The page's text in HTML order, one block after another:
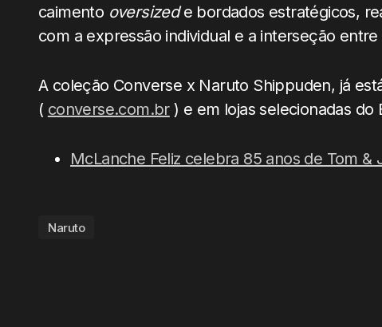
caimento oversizede bordados estratégicos,
com a expressão individual e a interseção
A coleção Converse x Naruto Shippuden, já
( converse.com.br) e em lojas selecionadas do
McLanche Feliz celebra 85 anos de Tom &
Naruto